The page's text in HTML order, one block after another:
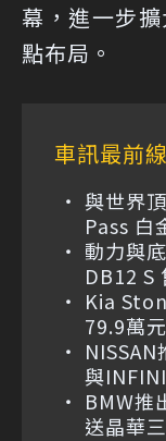
幕，進一步
點布局。
車訊最前線
與世界
Pass 白
動力與
DB12 S
Kia
79.9萬
與
BMW
送晶華